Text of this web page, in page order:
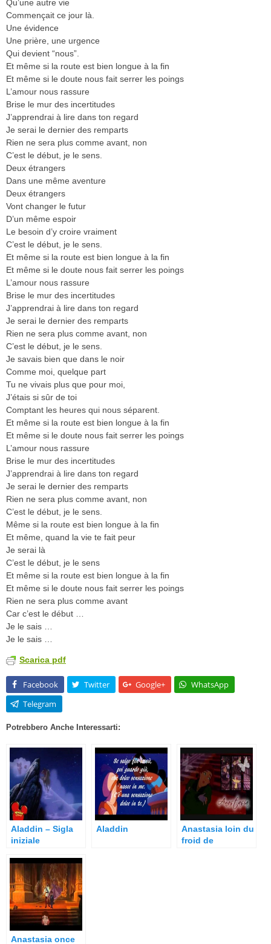
Qu’une autre vie
Commençait ce jour là.
Une évidence
Une prière, une urgence
Qui devient “nous”.
Et même si la route est bien longue à la fin
Et même si le doute nous fait serrer les poings
L’amour nous rassure
Brise le mur des incertitudes
J’apprendrai à lire dans ton regard
Je serai le dernier des remparts
Rien ne sera plus comme avant, non
C’est le début, je le sens.
Deux étrangers
Dans une même aventure
Deux étrangers
Vont changer le futur
D’un même espoir
Le besoin d’y croire vraiment
C’est le début, je le sens.
Et même si la route est bien longue à la fin
Et même si le doute nous fait serrer les poings
L’amour nous rassure
Brise le mur des incertitudes
J’apprendrai à lire dans ton regard
Je serai le dernier des remparts
Rien ne sera plus comme avant, non
C’est le début, je le sens.
Je savais bien que dans le noir
Comme moi, quelque part
Tu ne vivais plus que pour moi,
J’étais si sûr de toi
Comptant les heures qui nous séparent.
Et même si la route est bien longue à la fin
Et même si le doute nous fait serrer les poings
L’amour nous rassure
Brise le mur des incertitudes
J’apprendrai à lire dans ton regard
Je serai le dernier des remparts
Rien ne sera plus comme avant, non
C’est le début, je le sens.
Même si la route est bien longue à la fin
Et même, quand la vie te fait peur
Je serai là
C’est le début, je le sens
Et même si la route est bien longue à la fin
Et même si le doute nous fait serrer les poings
Rien ne sera plus comme avant
Car c’est le début …
Je le sais …
Je le sais …
Scarica pdf
Facebook Twitter Google+
WhatsApp
Telegram
Potrebbero Anche Interessarti:
Aladdin – Sigla
iniziale
Aladdin
Anastasia loin du
froid de
Anastasia once